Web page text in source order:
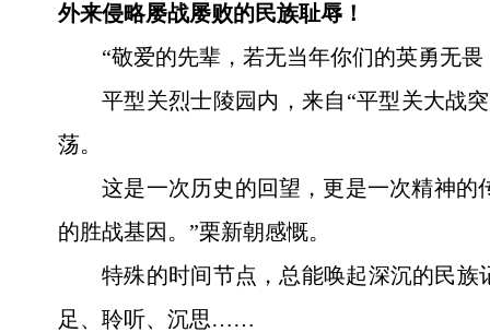
外来侵略屡战屡败的民族耻辱！
“敬爱的先辈，若无当年你们的英勇无
平型关烈士陵园内，来自“平型关大战
荡。
这是一次历史的回望，更是一次精神的
的胜战基因。”栗新朝感慨。
特殊的时间节点，总能唤起深沉的民
足、聆听、沉思……